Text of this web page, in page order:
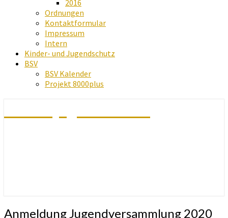
2016
Ordnungen
Kontaktformular
Impressum
Intern
Kinder- und Jugendschutz
BSV
BSV Kalender
Projekt 8000plus
Anmeldung
Anmeldung Jugendversammlung 2020